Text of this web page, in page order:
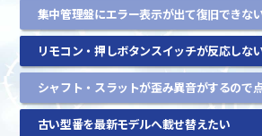
集中管理盤にエラー表示が出て復旧できな
リモコン・押しボタンスイッチが反応しな
シャフト・スラットが歪み異音がするので
古い型番を最新モデルへ載せ替えたい